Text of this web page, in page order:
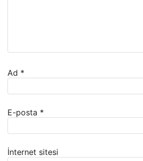
Ad *
E-posta *
İnternet sitesi